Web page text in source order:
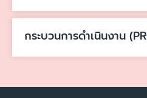
กระบวนการดำเนินงาน